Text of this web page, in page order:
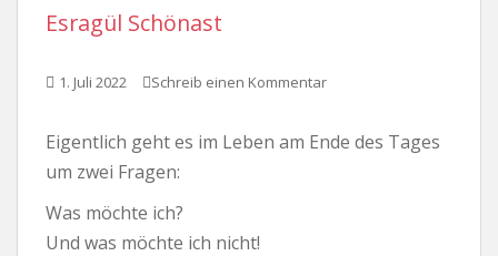
Esragül Schönast
1. Juli 2022 Schreib einen Kommentar
Eigentlich geht es im Leben am Ende des Tages
um zwei Fragen:
Was möchte ich?
Und was möchte ich nicht!